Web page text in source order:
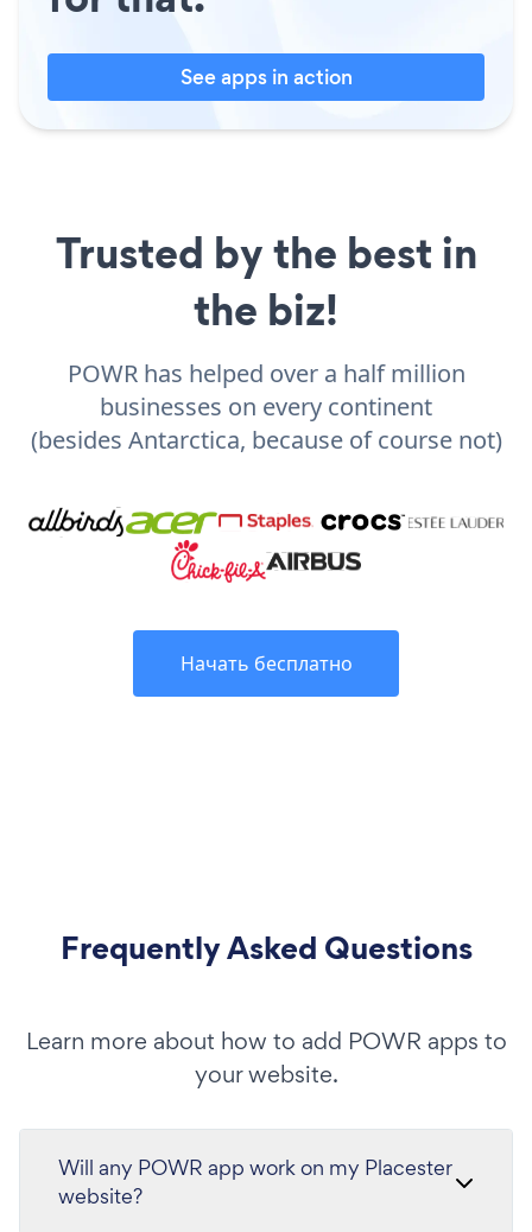
See apps in action
Trusted by the best in
the biz!
POWR has helped over a half million
businesses on every continent
(besides Antarctica, because of course not)
Начать бесплатно
Frequently Asked Questions
Learn more about how to add POWR apps to
your website.
Will any POWR app work on my Placester
website?